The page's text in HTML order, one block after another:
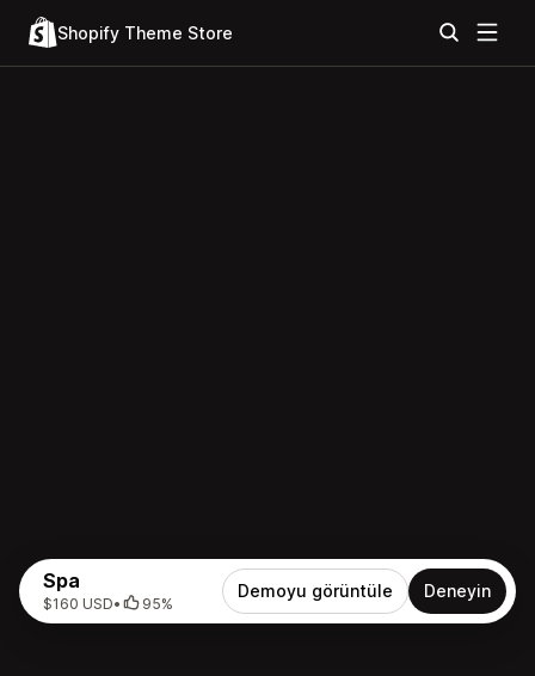
Shopify Theme Store
Spa
$160 USD• 95%
Demoyu görüntüle Deneyin